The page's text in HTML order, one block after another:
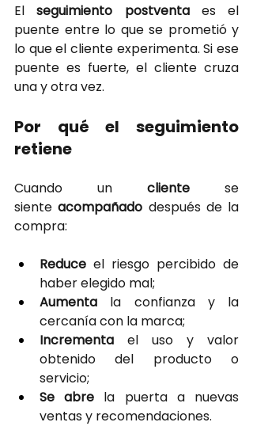
El seguimiento postventa
es el
puente entre lo que se prometió y
lo que el cliente experimenta. Si ese
puente es fuerte, el cliente cruza
una y otra vez.
Por qué el seguimiento
retiene
Cuando un cliente se
siente acompañado después de la
compra:
Reduce el riesgo percibido de
haber elegido mal;
Aumenta la confianza y la
cercanía con la marca;
Incrementa el uso y valor
obtenido del producto o
servicio;
Se abre la puerta a nuevas
ventas y recomendaciones.